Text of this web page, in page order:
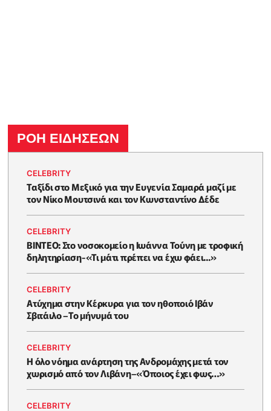
ΡΟΗ ΕΙΔΗΣΕΩΝ
CELEBRITY
Ταξίδι στο Μεξικό για την Ευγενία Σαμαρά μαζί με
τον Νίκο Μουτσινά και τον Κωνσταντίνο Δέδε
CELEBRITY
ΒΙΝΤΕΟ: Στο νοσοκομείο η Ιωάννα Τούνη με τροφική
δηλητηρίαση-«Τι μάτι πρέπει να έχω φάει...»
CELEBRITY
Ατύχημα στην Κέρκυρα για τον ηθοποιό Ιβάν
Σβιτάιλο –Το μήνυμά του
CELEBRITY
Η όλο νόημα ανάρτηση της Ανδρομάχης μετά τον
χωρισμό από τον Λιβάνη–«Όποιος έχει φως…»
CELEBRITY